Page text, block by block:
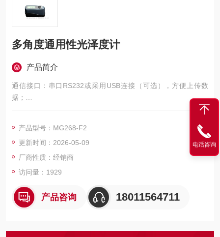
多角度通用性光泽度计
产品简介
通信接口：串口RS232或采用USB连接（可选），方便上传数
据；
随机软件：科仕佳光泽计数据处理软件 v1.0，可轻松将数据导入
数据存储：10000次（三角度）测量或999组测量数据本机存储；
产品型号：MG268-F2
更新时间：2026-05-09
厂商性质：经销商
访问量：1929
产品咨询 18011564711
电话咨询